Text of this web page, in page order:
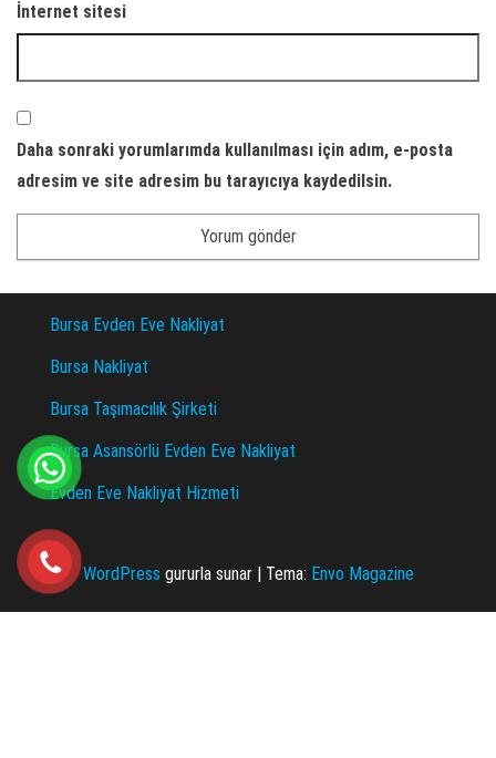
İnternet sitesi
Daha sonraki yorumlarımda kullanılması için adım, e-posta
adresim ve site adresim bu tarayıcıya kaydedilsin.
Bursa Evden Eve Nakliyat
Bursa Nakliyat
Bursa Taşımacılık Şirketi
Bursa Asansörlü Evden Eve Nakliyat
Evden Eve Nakliyat Hizmeti
WordPress gururla sunar | Tema: Envo Magazine